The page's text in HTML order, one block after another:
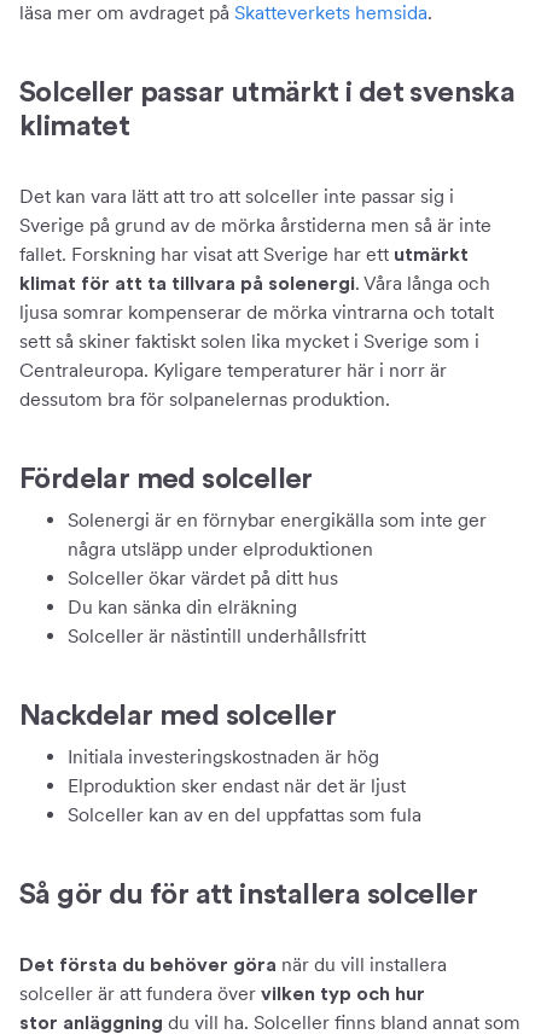
läsa mer om avdraget på Skatteverkets hemsida.
Solceller passar utmärkt i det svenska
klimatet
Det kan vara lätt att tro att solceller inte passar sig i
Sverige på grund av de mörka årstiderna men så är inte
fallet. Forskning har visat att Sverige har ett utmärkt
klimat för att ta tillvara på solenergi. Våra långa och
ljusa somrar kompenserar de mörka vintrarna och totalt
sett så skiner faktiskt solen lika mycket i Sverige som i
Centraleuropa. Kyligare temperaturer här i norr är
dessutom bra för solpanelernas produktion.
Fördelar med solceller
Solenergi är en förnybar energikälla som inte ger
några utsläpp under elproduktionen
Solceller ökar värdet på ditt hus
Du kan sänka din elräkning
Solceller är nästintill underhållsfritt
Nackdelar med solceller
Initiala investeringskostnaden är hög
Elproduktion sker endast när det är ljust
Solceller kan av en del uppfattas som fula
Så gör du för att installera solceller
Det första du behöver göra när du vill installera
solceller är att fundera över vilken typ och hur
stor anläggning du vill ha. Solceller finns bland annat som